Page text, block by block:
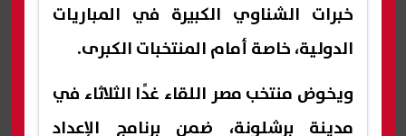
خبرات الشناوي الكبيرة في المباريات
الدولية، خاصة أمام المنتخبات الكبرى.
ويخوض منتخب مصر اللقاء غدًا الثلاثاء في
مدينة برشلونة، ضمن برنامج الإعداد